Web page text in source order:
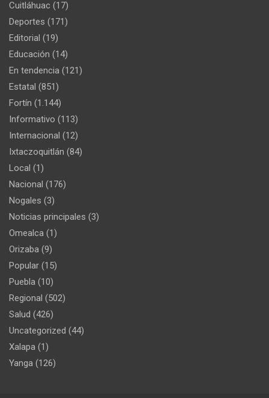
Cuitláhuac (17)
Deportes (171)
Editorial (19)
Educación (14)
En tendencia (121)
Estatal (851)
Fortín (1.144)
Informativo (113)
Internacional (12)
Ixtaczoquitlán (84)
Local (1)
Nacional (176)
Nogales (3)
Noticias principales (3)
Omealca (1)
Orizaba (9)
Popular (15)
Puebla (10)
Regional (502)
Salud (426)
Uncategorized (44)
Xalapa (1)
Yanga (126)